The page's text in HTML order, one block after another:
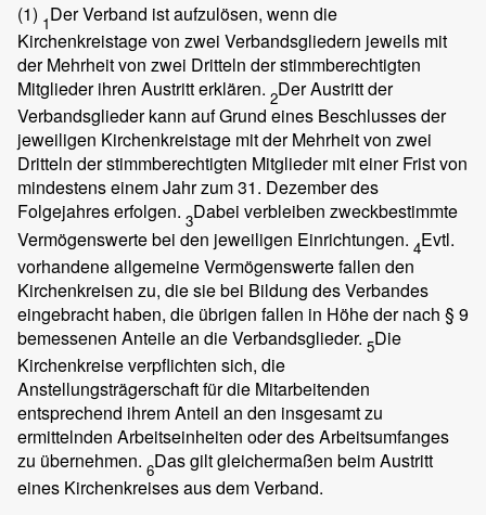
(1) 1Der Verband ist aufzulösen, wenn die
Kirchenkreistage von zwei Verbandsgliedern jeweils mit
der Mehrheit von zwei Dritteln der stimmberechtigten
Mitglieder ihren Austritt erklären. 2Der Austritt der
Verbandsglieder kann auf Grund eines Beschlusses der
jeweiligen Kirchenkreistage mit der Mehrheit von zwei
Dritteln der stimmberechtigten Mitglieder mit einer Frist von
mindestens einem Jahr zum 31. Dezember des
Folgejahres erfolgen. 3Dabei verbleiben zweckbestimmte
Vermögenswerte bei den jeweiligen Einrichtungen. 4Evtl.
vorhandene allgemeine Vermögenswerte fallen den
Kirchenkreisen zu, die sie bei Bildung des Verbandes
eingebracht haben, die übrigen fallen in Höhe der nach § 9
bemessenen Anteile an die Verbandsglieder. 5Die
Kirchenkreise verpflichten sich, die
Anstellungsträgerschaft für die Mitarbeitenden
entsprechend ihrem Anteil an den insgesamt zu
ermittelnden Arbeitseinheiten oder des Arbeitsumfanges
zu übernehmen. 6Das gilt gleichermaßen beim Austritt
eines Kirchenkreises aus dem Verband.